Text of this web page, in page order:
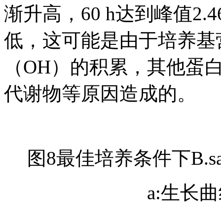
渐升高，60 h达到峰值
低，这可能是由于培养
（OH）的积累，其他蛋
代谢物等原因造成的。
图8最佳培养条件下
a:生长